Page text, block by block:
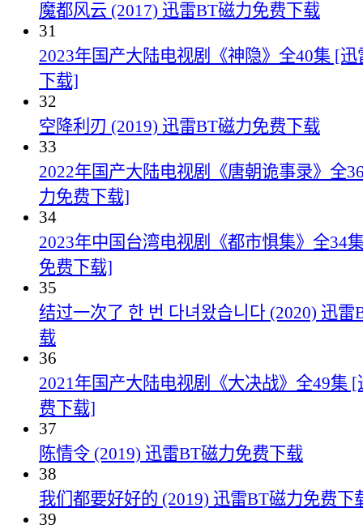
魔都风云 (2017) 迅雷BT磁力免费下载
31
2023年国产大陆电视剧《神隐》全40集 [
下载]
32
空降利刃 (2019) 迅雷BT磁力免费下载
33
2022年国产大陆电视剧《唐朝诡事录》全
力免费下载]
34
2023年中国台湾电视剧《都市惧集》全34
免费下载]
35
结过一次了 한 번 다녀왔습니다 (2020) 迅
载
36
2021年国产大陆电视剧《大决战》全49集
费下载]
37
陈情令 (2019) 迅雷BT磁力免费下载
38
我们都要好好的 (2019) 迅雷BT磁力免费下
39